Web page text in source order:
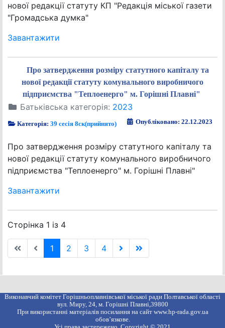
нової редакції статуту КП "Редакція міської газети
"Громадська думка"
Завантажити
Про затвердження розміру статутного капіталу та
нової редакції статуту комунального виробничого
підприємства "Теплоенерго" м. Горішні Плавні"
Батьківська категорія: 2023
Категорія:39 сесія 8ск(прийнято) Опубліковано: 22.12.2023
Про затвердження розміру статутного капіталу та
нової редакції статуту комунального виробничого
підприємства "Теплоенерго" м. Горішні Плавні"
Завантажити
Сторінка 1 із 4
1 2 3 4
Виконавчий комітет Горішньоплавнівської міської ради Полтавської області
вул. Миру, 24, м. Горішні Плавні,39800
При використанні матеріалів посилання на сайт www.hp-rada.gov.ua
обов’язкове.